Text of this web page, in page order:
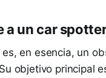
a un car
es, en esencia, un
objetivo principal